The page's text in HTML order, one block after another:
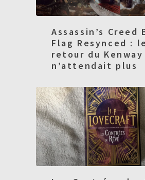
Assassin’s Creed
Flag Resynced : le
retour du Kenway
n’attendait plus